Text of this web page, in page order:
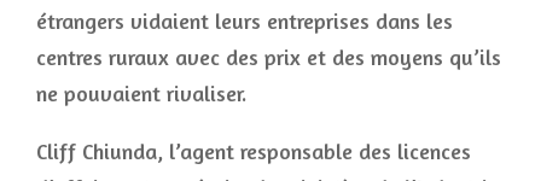
étrangers vidaient leurs entreprises dans les
centres ruraux avec des prix et des moyens qu’ils
ne pouvaient rivaliser.
Cliff Chiunda, l’agent responsable des licences